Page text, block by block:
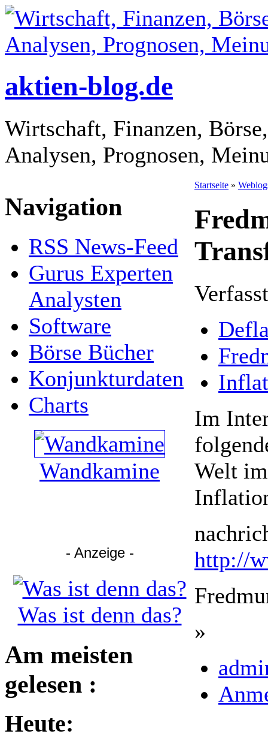
aktien-blog.de
Wirtschaft, Finanzen,
Analysen, Prognosen,
Navigation
RSS News-Feed
Gurus Experten
Analysten
Software
Börse Bücher
Konjunkturdaten
Charts
Wandkamine
- Anzeige -
Was ist denn das?
Am meisten
gelesen :
Heute:
Startseite »
Im
Welt
http://
»